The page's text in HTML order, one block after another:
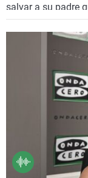
salvar a su padre
hacer solo, tiene
todos los lectores
talismán del